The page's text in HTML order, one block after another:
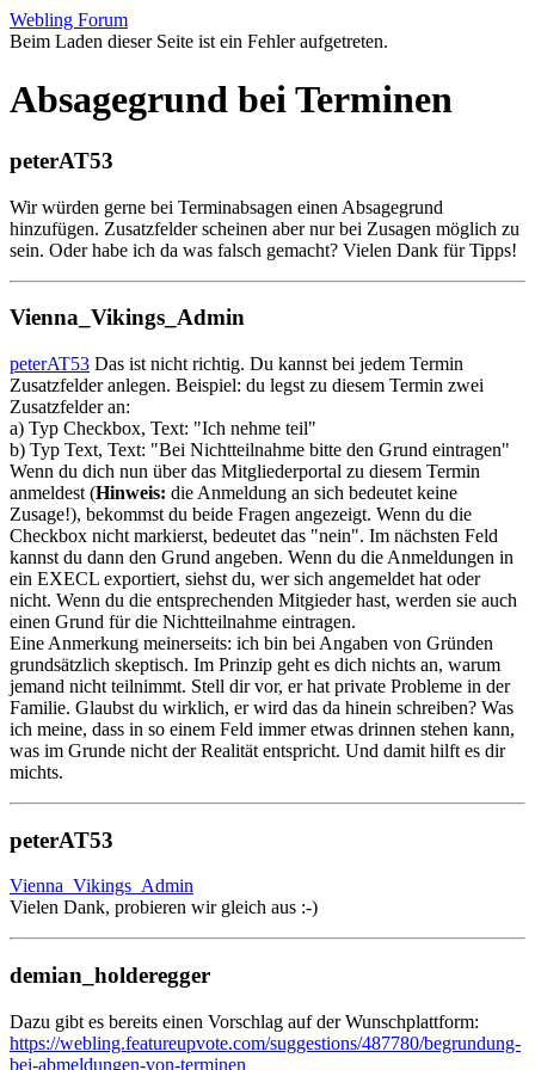
Webling Forum
Beim Laden dieser Seite ist ein Fehler aufgetreten.
Absagegrund bei Terminen
peterAT53
Wir würden gerne bei Terminabsagen einen Absagegrund
hinzufügen. Zusatzfelder scheinen aber nur bei Zusagen möglich zu
sein. Oder habe ich da was falsch gemacht? Vielen Dank für Tipps!
Vienna_Vikings_Admin
peterAT53 Das ist nicht richtig. Du kannst bei jedem Termin
Zusatzfelder anlegen. Beispiel: du legst zu diesem Termin zwei
Zusatzfelder an:
a) Typ Checkbox, Text: "Ich nehme teil"
b) Typ Text, Text: "Bei Nichtteilnahme bitte den Grund eintragen"
Wenn du dich nun über das Mitgliederportal zu diesem Termin
anmeldest (Hinweis: die Anmeldung an sich bedeutet keine
Zusage!), bekommst du beide Fragen angezeigt. Wenn du die
Checkbox nicht markierst, bedeutet das "nein". Im nächsten Feld
kannst du dann den Grund angeben. Wenn du die Anmeldungen in
ein EXECL exportiert, siehst du, wer sich angemeldet hat oder
nicht. Wenn du die entsprechenden Mitgieder hast, werden sie auch
einen Grund für die Nichtteilnahme eintragen.
Eine Anmerkung meinerseits: ich bin bei Angaben von Gründen
grundsätzlich skeptisch. Im Prinzip geht es dich nichts an, warum
jemand nicht teilnimmt. Stell dir vor, er hat private Probleme in der
Familie. Glaubst du wirklich, er wird das da hinein schreiben? Was
ich meine, dass in so einem Feld immer etwas drinnen stehen kann,
was im Grunde nicht der Realität entspricht. Und damit hilft es dir
michts.
peterAT53
Vienna_Vikings_Admin
Vielen Dank, probieren wir gleich aus :-)
demian_holderegger
Dazu gibt es bereits einen Vorschlag auf der Wunschplattform:
https://webling.featureupvote.com/suggestions/487780/begrundung-
bei-abmeldungen-von-terminen